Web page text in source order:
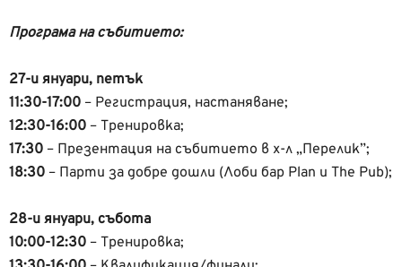
Програма на събитието:
27-и януари, петък
11:30-17:00 – Регистрация, настаняване;
12:30-16:00 – Тренировка;
17:30 – Презентация на събитието в х-л „Перелик”;
18:30 – Парти за добре дошли (Лоби бар Plan и The Pub);
28-и януари, събота
10:00-12:30 – Тренировка;